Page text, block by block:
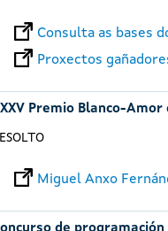
Consulta as bases
Proxectos
Premio Blanco-Amor
Miguel Anxo